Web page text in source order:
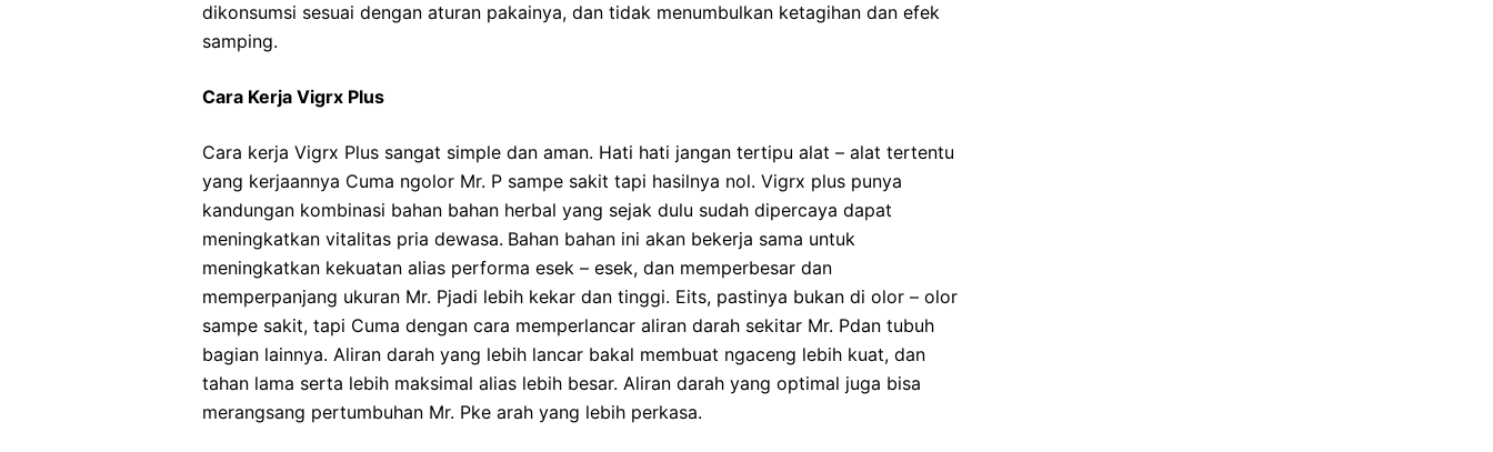
dikonsumsi sesuai dengan aturan pakainya, dan tidak menumbulkan ketagihan dan efek
samping.
Cara Kerja Vigrx Plus
Cara kerja Vigrx Plus sangat simple dan aman. Hati hati jangan tertipu alat – alat tertentu
yang kerjaannya Cuma ngolor Mr. P sampe sakit tapi hasilnya nol. Vigrx plus punya
kandungan kombinasi bahan bahan herbal yang sejak dulu sudah dipercaya dapat
meningkatkan vitalitas pria dewasa. Bahan bahan ini akan bekerja sama untuk
meningkatkan kekuatan alias performa esek – esek, dan memperbesar dan
memperpanjang ukuran Mr. Pjadi lebih kekar dan tinggi. Eits, pastinya bukan di olor – olor
sampe sakit, tapi Cuma dengan cara memperlancar aliran darah sekitar Mr. Pdan tubuh
bagian lainnya. Aliran darah yang lebih lancar bakal membuat ngaceng lebih kuat, dan
tahan lama serta lebih maksimal alias lebih besar. Aliran darah yang optimal juga bisa
merangsang pertumbuhan Mr. Pke arah yang lebih perkasa.